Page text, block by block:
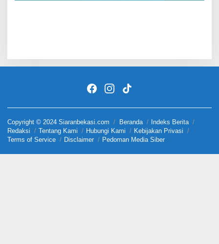
Copyright © 2024 Siaranbekasi.com Beranda
Indeks Berita
Redaksi
Tentang Kami Hubungi Kami
Kebijakan Privasi
Terms of Service
Disclaimer Pedoman Media Siber